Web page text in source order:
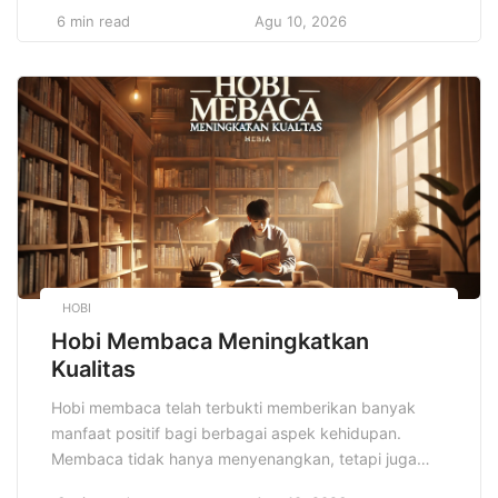
keseimbangan sejati antara energi, fokus, dan
sering terjebak dalam aktivitas pasif seperti duduk
berjam-jam, menghadapi stres pekerjaan, dan pola
makan tidak seimbang. Dengan […]
6 min read Agu 10, 2026
HOBI
Hobi Membaca Meningkatkan
Kualitas
Hobi membaca telah terbukti memberikan banyak
manfaat positif bagi berbagai aspek kehidupan.
Membaca tidak hanya menyenangkan, tetapi juga